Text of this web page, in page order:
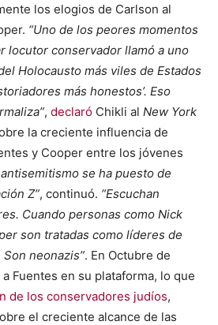
los elogios de Carlson al
“Uno de los peores momentos
locutor conservador llamó a uno
Holocausto más viles de Estados
más honestos’. Eso
, declaró Chikli al New York
la creciente influencia de
y Cooper entre los jóvenes
antisemitismo se ha puesto de
Z”, continuó. “Escuchan
Cuando personas como Nick
son tratadas como líderes de
neonazis”. En Octubre de
Fuentes en su plataforma, lo que
de los conservadores judíos,
el creciente alcance de las